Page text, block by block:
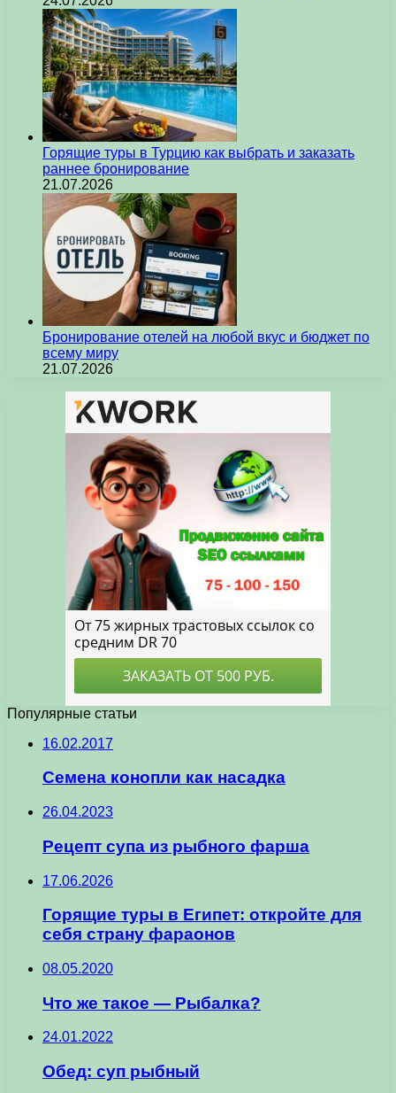
Горящие туры в Турцию как выбрать и заказать
раннее бронирование
21.07.2026
Бронирование отелей на любой вкус и бюджет по
всему миру
21.07.2026
Популярные статьи
16.02.2017
Семена конопли как насадка
26.04.2023
Рецепт супа из рыбного фарша
17.06.2026
Горящие туры в Египет: откройте для
себя страну фараонов
08.05.2020
Что же такое — Рыбалка?
24.01.2022
Обед: суп рыбный